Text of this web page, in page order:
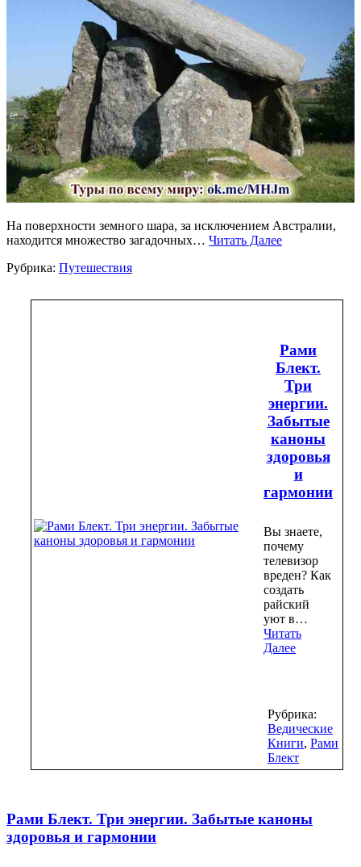
На поверхности земного шара, за исключением Австралии,
находится множество загадочных… Читать Далее
Рубрика: Путешествия
Рами
Блект.
Три
энергии.
Забытые
каноны
здоровья
и
гармонии
Вы знаете,
почему
телевизор
вреден? Как
создать
райский
уют в…
Читать
Далее
Рубрика:
Ведические
Книги, Рами
Блект
Рами Блект. Три энергии. Забытые каноны
здоровья и гармонии